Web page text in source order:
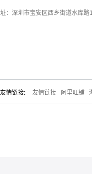
：深圳市宝安区西乡街道水库
友情链接: 友情链接 阿里旺铺